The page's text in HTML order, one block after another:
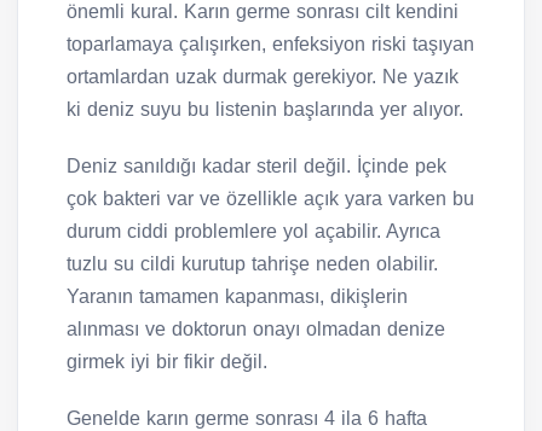
önemli kural. Karın germe sonrası cilt kendini
toparlamaya çalışırken, enfeksiyon riski taşıyan
ortamlardan uzak durmak gerekiyor. Ne yazık
ki deniz suyu bu listenin başlarında yer alıyor.
Deniz sanıldığı kadar steril değil. İçinde pek
çok bakteri var ve özellikle açık yara varken bu
durum ciddi problemlere yol açabilir. Ayrıca
tuzlu su cildi kurutup tahrişe neden olabilir.
Yaranın tamamen kapanması, dikişlerin
alınması ve doktorun onayı olmadan denize
girmek iyi bir fikir değil.
Genelde karın germe sonrası 4 ila 6 hafta